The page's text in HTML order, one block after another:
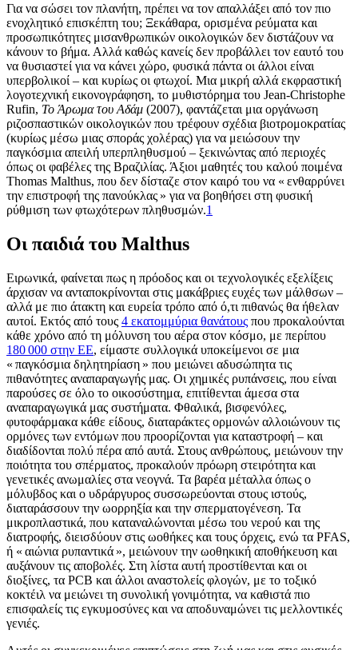
Για να σώσει τον πλανήτη, πρέπει να τον απαλλάξει από τον πιο
ενοχλητικό επισκέπτη του; Ξεκάθαρα, ορισμένα ρεύματα και
προσωπικότητες μισανθρωπικών οικολογικών δεν διστάζουν να
κάνουν το βήμα. Αλλά καθώς κανείς δεν προβάλλει τον εαυτό του
να θυσιαστεί για να κάνει χώρο, φυσικά πάντα οι άλλοι είναι
υπερβολικοί – και κυρίως οι φτωχοί. Μια μικρή αλλά εκφραστική
λογοτεχνική εικονογράφηση, το μυθιστόρημα του Jean-Christophe
Rufin, Το Άρωμα του Αδάμ (2007), φαντάζεται μια οργάνωση
ριζοσπαστικών οικολογικών που τρέφουν σχέδια βιοτρομοκρατίας
(κυρίως μέσω μιας σποράς χολέρας) για να μειώσουν την
παγκόσμια απειλή υπερπληθυσμού – ξεκινώντας από περιοχές
όπως οι φαβέλες της Βραζιλίας. Άξιοι μαθητές του καλού ποιμένα
Thomas Malthus, που δεν δίσταζε στον καιρό του να « ενθαρρύνει
την επιστροφή της πανούκλας » για να βοηθήσει στη φυσική
ρύθμιση των φτωχότερων πληθυσμών.1
Οι παιδιά του Malthus
Ειρωνικά, φαίνεται πως η πρόοδος και οι τεχνολογικές εξελίξεις
άρχισαν να ανταποκρίνονται στις μακάβριες ευχές των μάλθσων –
αλλά με πιο άτακτη και ευρεία τρόπο από ό,τι πιθανώς θα ήθελαν
αυτοί. Εκτός από τους 4 εκατομμύρια θανάτους που προκαλούνται
κάθε χρόνο από τη μόλυνση του αέρα στον κόσμο, με περίπου
180 000 στην ΕΕ, είμαστε συλλογικά υποκείμενοι σε μια
« παγκόσμια δηλητηρίαση » που μειώνει αδυσώπητα τις
πιθανότητες αναπαραγωγής μας. Οι χημικές ρυπάνσεις, που είναι
παρούσες σε όλο το οικοσύστημα, επιτίθενται άμεσα στα
αναπαραγωγικά μας συστήματα. Φθαλικά, βισφενόλες,
φυτοφάρμακα κάθε είδους, διαταράκτες ορμονών αλλοιώνουν τις
ορμόνες των εντόμων που προορίζονται για καταστροφή – και
διαδίδονται πολύ πέρα από αυτά. Στους ανθρώπους, μειώνουν την
ποιότητα του σπέρματος, προκαλούν πρόωρη στειρότητα και
γενετικές ανωμαλίες στα νεογνά. Τα βαρέα μέταλλα όπως ο
μόλυβδος και ο υδράργυρος συσσωρεύονται στους ιστούς,
διαταράσσουν την ωορρηξία και την σπερματογένεση. Τα
μικροπλαστικά, που καταναλώνονται μέσω του νερού και της
διατροφής, διεισδύουν στις ωοθήκες και τους όρχεις, ενώ τα PFAS,
ή « αιώνια ρυπαντικά », μειώνουν την ωοθηκική αποθήκευση και
αυξάνουν τις αποβολές. Στη λίστα αυτή προστίθενται και οι
διοξίνες, τα PCB και άλλοι αναστολείς φλογών, με το τοξικό
κοκτέιλ να μειώνει τη συνολική γονιμότητα, να καθιστά πιο
επισφαλείς τις εγκυμοσύνες και να αποδυναμώνει τις μελλοντικές
γενιές.